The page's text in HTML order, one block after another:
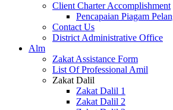
Client Charter Accomplishment
Pencapaian Piagam
Contact Us
District Administrative Office
Alm
Zakat Assistance Form
List Of Professional Amil
Zakat Dalil
Zakat Dalil 1
Zakat Dalil 2